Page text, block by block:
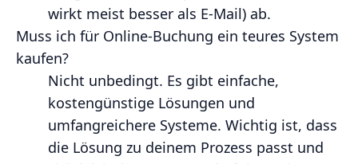
wirkt meist besser als E‑Mail) ab.
Muss ich für Online‑Buchung ein teures System
kaufen?
Nicht unbedingt. Es gibt einfache,
kostengünstige Lösungen und
umfangreichere Systeme. Wichtig ist, dass
die Lösung zu deinem Prozess passt und